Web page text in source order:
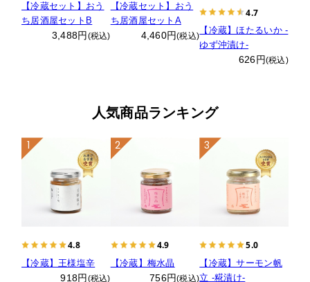
【冷蔵セット】おう
ち居酒屋セットB
3,488円 (税込)
【冷蔵セット】おう
ち居酒屋セットA
4,460円(税込)
4.7
【冷蔵】ほたるいか ‐
ゆず沖漬け‐
626円(税込)
人気商品ランキング
1
4.8
【冷蔵】王様塩辛
918円 (税込)
2
4.9
【冷蔵】梅水晶
756円(税込)
3
5.0
【冷蔵】サーモン帆
立 -糀漬け-